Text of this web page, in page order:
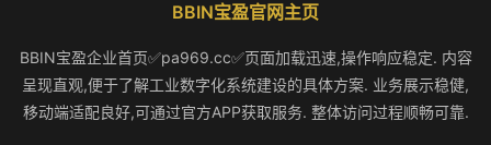
BBIN宝盈官网主页
BBIN宝盈企业首页✅pa969.cc✅页面加载迅速,操作响应稳定. 内容
呈现直观,便于了解工业数字化系统建设的具体方案. 业务展示稳健,
移动端适配良好,可通过官方APP获取服务. 整体访问过程顺畅可靠.